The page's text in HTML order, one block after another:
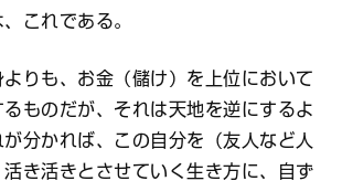
これである。
りも、お金（儲け）を上位において
ものだが、それは天地を逆にするよ
分かれば、この自分を（友人など人
き活きとさせていく生き方に、自ず